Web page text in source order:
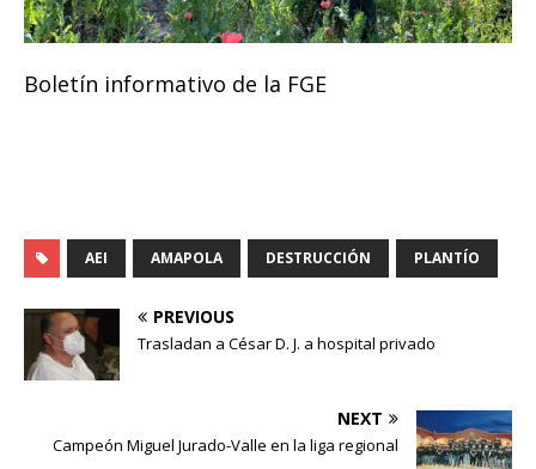
Boletín informativo de la FGE
AEI AMAPOLA DESTRUCCIÓN PLANTÍO
PREVIOUS
Trasladan a César D. J. a hospital privado
NEXT
Campeón Miguel Jurado-Valle en la liga regional